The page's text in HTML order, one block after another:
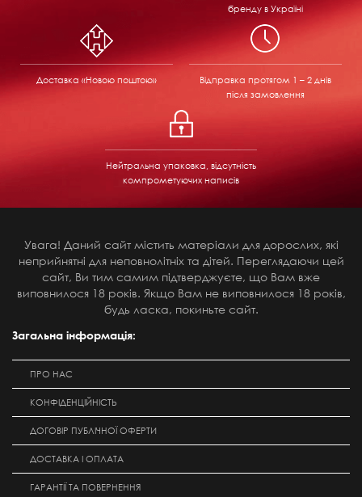
бренду в Україні
Доставка «Новою поштою» Відправка протягом 1 – 2 днів
після замовлення
Нейтральна упаковка, відсутність
компрометуючих написів
Увага! Даний сайт містить матеріали для дорослих, які
неприйнятні для неповнолітніх та дітей. Переглядаючи цей
сайт, Ви тим самим підтверджуєте, що Вам вже
виповнилося 18 років. Якщо Вам не виповнилося 18 років,
будь ласка, покиньте сайт.
Загальна інформація:
ПРО НАС
КОНФІДЕНЦІЙНІСТЬ
ДОГОВІР ПУБЛІЧНОЇ ОФЕРТИ
ДОСТАВКА І ОПЛАТА
ГАРАНТІЇ ТА ПОВЕРНЕННЯ